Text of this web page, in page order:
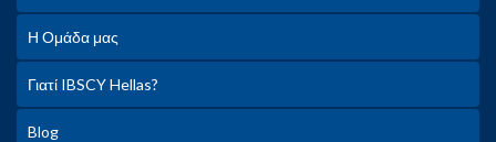
Η Ομάδα μας
Γιατί IBSCY Hellas?
Blog